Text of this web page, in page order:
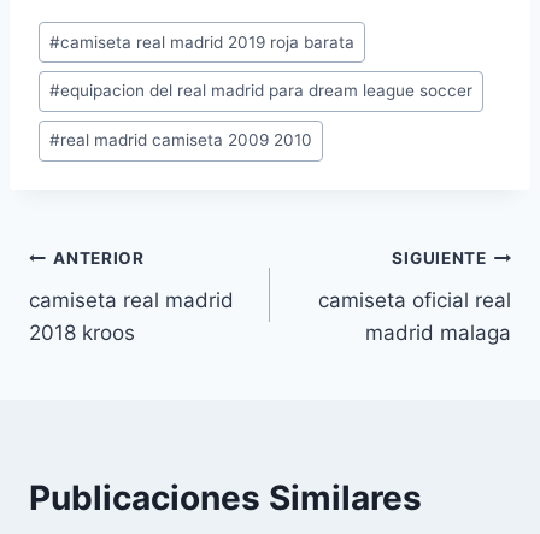
Etiquetas
de
la
entrada:
#camiseta real madrid 2019 roja barata
#equipacion del real madrid para dream league soccer
#real madrid camiseta 2009 2010
Navegación
de
ANTERIOR
camiseta real madrid
2018 kroos
SIGUIENTE
camiseta oficial real
madrid malaga
Publicaciones Similares